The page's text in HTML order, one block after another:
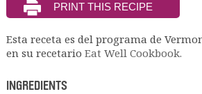
Esta receta es del programa de
en su recetario Eat Well Cookbook.
INGREDIENTS